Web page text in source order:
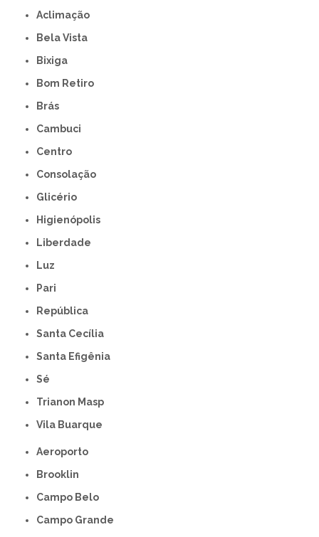
Aclimação
Bela Vista
Bixiga
Bom Retiro
Brás
Cambuci
Centro
Consolação
Glicério
Higienópolis
Liberdade
Luz
Pari
República
Santa Cecília
Santa Efigênia
Sé
Trianon Masp
Vila Buarque
Aeroporto
Brooklin
Campo Belo
Campo Grande